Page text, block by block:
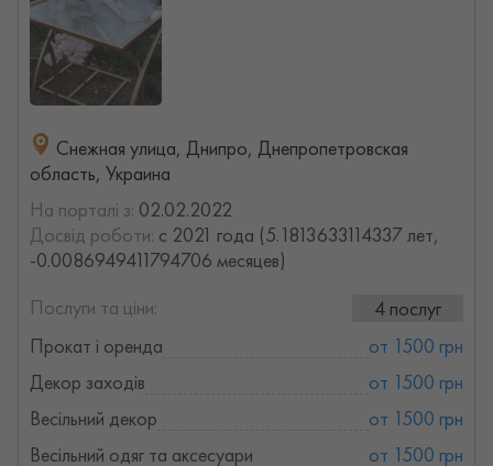
Снежная улица, Днипро, Днепропетровская
область, Украина
На порталі з: 02.02.2022
Досвід роботи: с 2021 года (5.1813633114337 лет,
-0.0086949411794706 месяцев)
Послуги та ціни:
4 послуг
Прокат і оренда
от 1500 грн
Декор заходів
от 1500 грн
Весільний декор
от 1500 грн
Весільний одяг та аксесуари
от 1500 грн